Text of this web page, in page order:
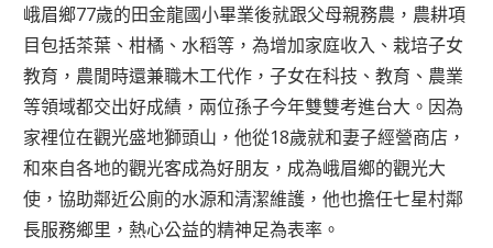
峨眉鄉77歲的田金龍國小畢業後就跟父母親務農，農耕項
目包括茶葉、柑橘、水稻等，為增加家庭收入、栽培子女
教育，農閒時還兼職木工代作，子女在科技、教育、農業
等領域都交出好成績，兩位孫子今年雙雙考進台大。因為
家裡位在觀光盛地獅頭山，他從18歲就和妻子經營商店，
和來自各地的觀光客成為好朋友，成為峨眉鄉的觀光大
使，協助鄰近公廁的水源和清潔維護，他也擔任七星村鄰
長服務鄉里，熱心公益的精神足為表率。